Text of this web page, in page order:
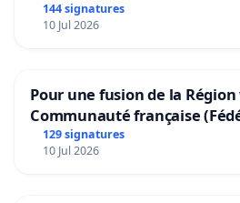
144 signatures
10 Jul 2026
Pour une fusion de la
Communauté française
Bruxelles)
129 signatures
10 Jul 2026